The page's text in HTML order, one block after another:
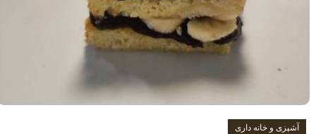
آشپزی و خانه داری